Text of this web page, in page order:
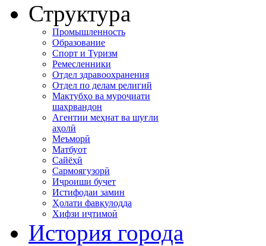
Структура
Промышленность
Образование
Спорт и Туризм
Ремесленники
Отдел здравоохранения
Отдел по делам религий
Мактубҳо ва муроҷиати
шаҳрвандон
Агентии меҳнат ва шуғли
аҳолӣ
Меъморӣ
Матбуот
Сайёҳӣ
Сармоягузорӣ
Иҷроиши буҷет
Истифодаи замин
Ҳолати фавқулодда
Хифзи иҷтимоӣ
История города